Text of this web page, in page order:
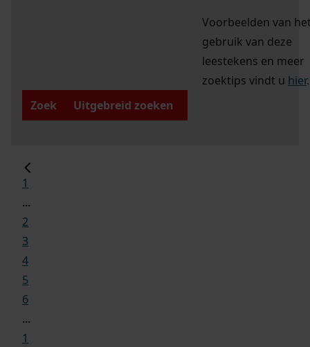
Voorbeelden van
gebruik van deze
leestekens en meer
zoektips vindt u hier.
Zoek
Uitgebreid zoeken
1
...
2
3
4
5
6
...
1